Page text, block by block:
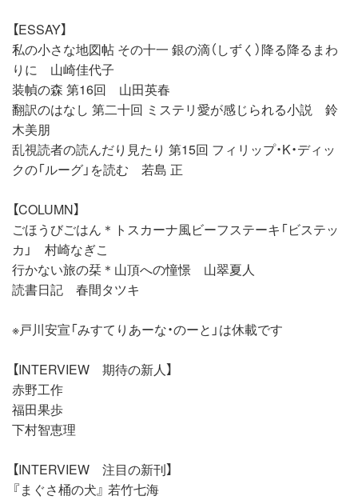
【ESSAY】
私の小さな地図帖 その十一 銀の滴（しずく）降る降るまわ
りに 山崎佳代子
装幀の森 第16回 山田英春
翻訳のはなし 第二十回 ミステリ愛が感じられる小説 鈴
木美朋
乱視読者の読んだり見たり 第15回 フィリップ・K・ディッ
クの「ルーグ」を読む 若島 正
【COLUMN】
ごほうびごはん＊トスカーナ風ビーフステーキ「ビステッ
カ」 村崎なぎこ
行かない旅の栞＊山頂への憧憬 山翠夏人
読書日記 春間タツキ
※戸川安宣「みすてりあーな・のーと」は休載です
【INTERVIEW 期待の新人】
赤野工作
福田果歩
下村智恵理
【INTERVIEW 注目の新刊】
『まぐさ桶の犬』 若竹七海